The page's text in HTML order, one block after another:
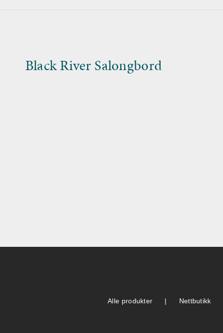
Black River Salongbord
Alle produkter Nettbutikk